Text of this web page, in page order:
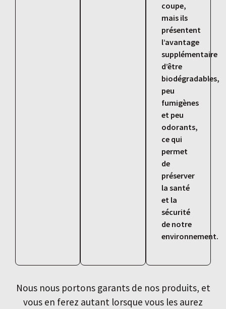
coupe,
mais ils
présentent
l’avantage
supplémentaire
d’être
biodégradables,
peu
fumigènes
et peu
odorants,
ce qui
permet
de
préserver
la santé
et la
sécurité
de notre
environnement.
Nous nous portons garants de nos produits, et
vous en ferez autant lorsque vous les aurez